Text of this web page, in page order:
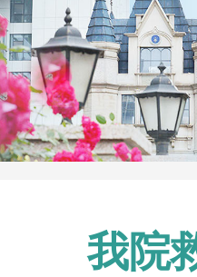
我院